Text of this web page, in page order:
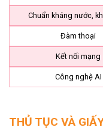
Chuẩn kháng nước,
Đàm thoại
Kết nối mạng
Công nghệ AI
THỦ TỤC VÀ